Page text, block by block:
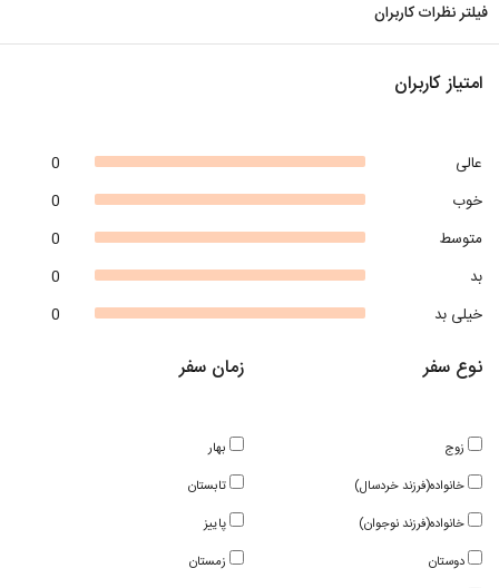
فیلتر نظرات کاربران
امتیاز کاربران
0
عالی
0
خوب
0
متوسط
0
بد
0
خیلی بد
زمان سفر
بهار
تابستان
پاییز
زمستان
نوع سفر
زوج
خانواده(فرزند خردسال)
خانواده(فرزند نوجوان)
دوستان